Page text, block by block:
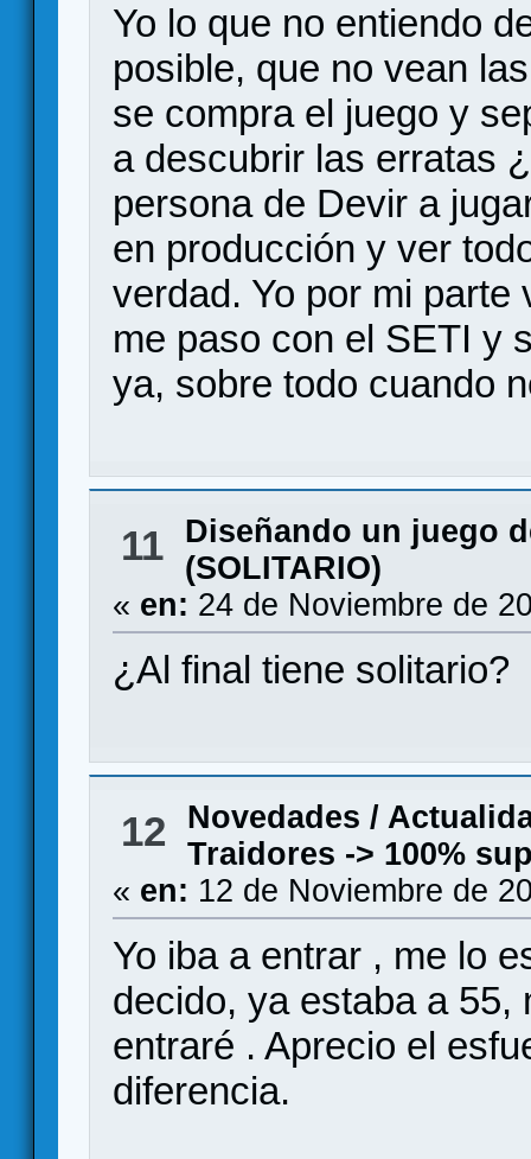
Yo lo que no entiendo
posible, que no vean
se compra el juego y
a descubrir las erratas
persona de Devir a
en producción y ver
verdad. Yo por mi
me paso con el SETI y
ya, sobre todo cuando
11
Diseñando un juego
(SOLITARIO)
« en: 24 de Noviembre de
¿Al final tiene solitario?
12
Novedades /
Traidores -> 100%
« en: 12 de Noviembre de
Yo iba a entrar , me lo
decido, ya estaba a 55,
entraré . Aprecio el
diferencia.